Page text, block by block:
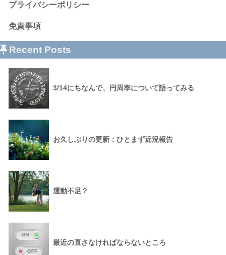
プライバシーポリシー
免責事項
Recent Posts
3/14にちなんで、円周率について語ってみる
お久しぶりの更新：ひとまず近況報告
運動不足？
最近の直さなければならないところ